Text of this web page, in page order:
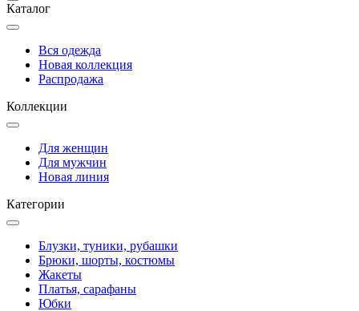
Каталог
Вся одежда
Новая коллекция
Распродажа
Коллекции
Для женщин
Для мужчин
Новая линия
Категории
Блузки, туники, рубашки
Брюки, шорты, костюмы
Жакеты
Платья, сарафаны
Юбки